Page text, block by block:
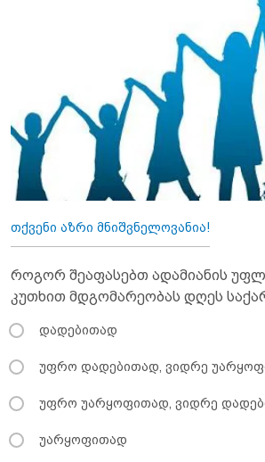
თქვენი აზრი მნიშვნელოვანია!
როგორ შეაფასებთ ადამიანის
კუთხით მდგომარეობას დღეს
დადებითად
უფრო დადებითად, ვიდრე
უფრო უარყოფითად, ვიდრე
უარყოფითად